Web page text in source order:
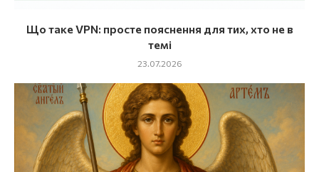
Що таке VPN: просте пояснення для тих, хто не в
темі
23.07.2026